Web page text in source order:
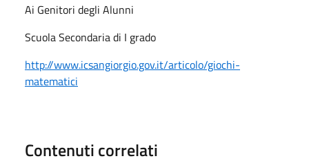
Ai Genitori degli Alunni
Scuola Secondaria di I grado
http://www.icsangiorgio.gov.it/articolo/giochi-
matematici
Contenuti correlati